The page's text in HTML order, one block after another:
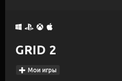
GRID 2
Мои игры